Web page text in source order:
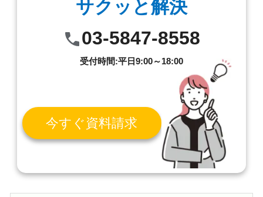
サクッと解決
03-5847-8558
受付時間:平日9:00～18:00
今すぐ資料請求